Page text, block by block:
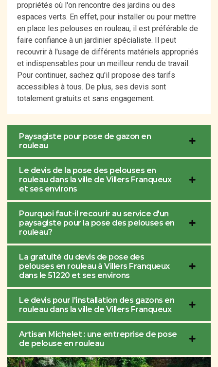
propriétés où l'on rencontre des jardins ou des
espaces verts. En effet, pour installer ou pour mettre
en place les pelouses en rouleau, il est préférable de
faire confiance à un jardinier spécialiste. Il peut
recouvrir à l'usage de différents matériels appropriés
et indispensables pour un meilleur rendu de travail.
Pour continuer, sachez qu'il propose des tarifs
accessibles à tous. De plus, ses devis sont
totalement gratuits et sans engagement.
Paysagiste pour pose de gazon en
rouleau
Le devis de la pose des pelouses en
rouleau dans la ville de Villers Franqueux
et ses environs
Pourquoi faut-il recourir au service d'un
paysagiste pour la pose des pelouses en
rouleau?
La gratuité du devis de pose des
pelouses en rouleau à Villers Franqueux
dans le 51220 et ses environs
Le devis pour l'installation des gazons en
rouleau dans la ville de Villers Franqueux
Artisan Michelet : une entreprise de pose
de pelouse en rouleau